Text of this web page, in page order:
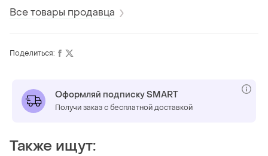
Все товары продавца
Поделиться:
Оформляй подписку SMART
Получи заказ с бесплатной доставкой
Также ищут: